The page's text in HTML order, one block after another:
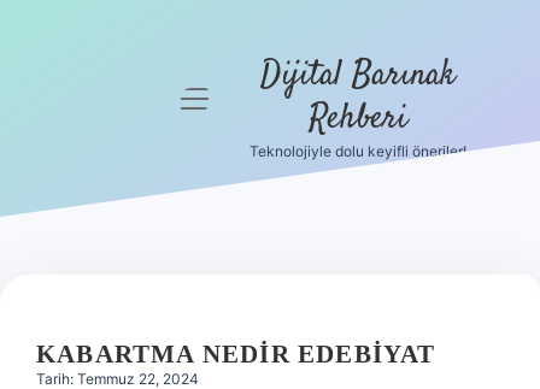
Hakkımızda
menüyü
Dijital Barınak
Rehberi
Teknolojiyle dolu keyifli öneriler!
KABARTMA NEDIR EDEBIYAT
Tarih: Temmuz 22, 2024